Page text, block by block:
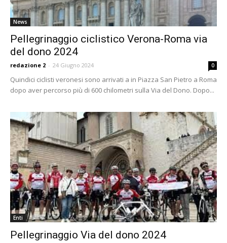
News
Pellegrinaggio ciclistico Verona-Roma via
del dono 2024
redazione 2 - 24 Giugno 2024 0
Quindici ciclisti veronesi sono arrivati a in Piazza San Pietro a Roma
dopo aver percorso più di 600 chilometri sulla Via del Dono. Dopo...
Enti
Pellegrinaggio Via del dono 2024